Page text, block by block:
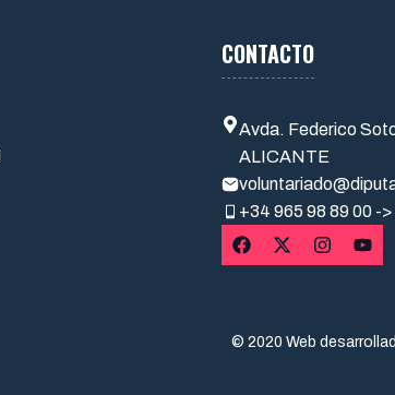
CONTACTO
Avda. Federico
ALICANTE
+34965 98 89 00 -
© 2020 Web